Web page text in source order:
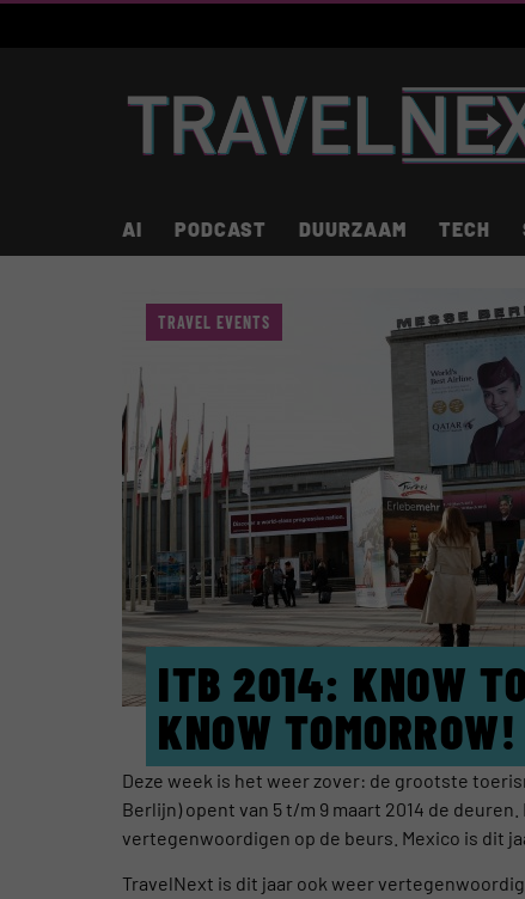
AI PODCAST DUURZAAM TECH
ITB 2014: KNOW
KNOW TOMORROW!
TRAVEL EVENTS
Deze week is het weer zover: de grootste
Berlijn) opent van 5 t/m 9 maart 2014 de
vertegenwoordigen op de beurs. Mexico is dit
TravelNext is dit jaar ook weer